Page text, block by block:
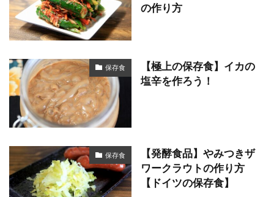
の作り方
保存食
【極上の保存食】イカの
塩辛を作ろう！
保存食
【発酵食品】やみつきザ
ワークラウトの作り方
【ドイツの保存食】